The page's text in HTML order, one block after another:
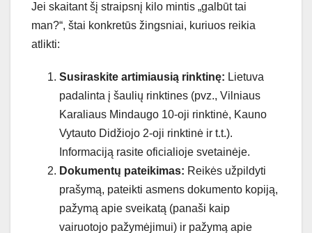
Jei skaitant šį straipsnį kilo mintis „galbūt tai
man?“, štai konkretūs žingsniai, kuriuos reikia
atlikti:
Susiraskite artimiausią rinktinę: Lietuva
padalinta į šaulių rinktines (pvz., Vilniaus
Karaliaus Mindaugo 10-oji rinktinė, Kauno
Vytauto Didžiojo 2-oji rinktinė ir t.t.).
Informaciją rasite oficialioje svetainėje.
Dokumentų pateikimas: Reikės užpildyti
prašymą, pateikti asmens dokumento kopiją,
pažymą apie sveikatą (panaši kaip
vairuotojo pažymėjimui) ir pažymą apie